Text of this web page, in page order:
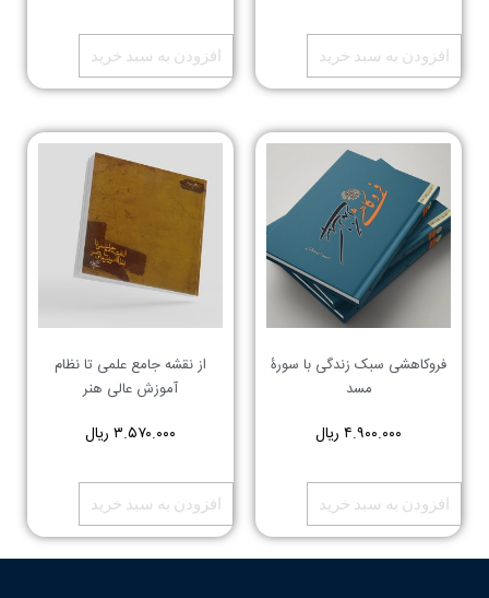
افزودن به سبد خرید افزودن به سبد خرید
فروکاهشی سبک زندگی با سورۀ
مسد
۴.۹۰۰.۰۰۰ ریال
افزودن به سبد خرید
از نقشه جامع علمی تا نظام
آموزش عالی هنر
۳.۵۷۰.۰۰۰ ریال
افزودن به سبد خرید